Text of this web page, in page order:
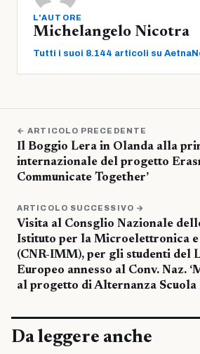
L'AUTORE
Michelangelo Nicotra
Tutti i suoi 8.144 articoli su
← ARTICOLO PRECEDENTE
Il Boggio Lera in Olanda alla
internazionale del progetto
Communicate Together’
ARTICOLO SUCCESSIVO →
Visita al Consglio Nazionale
Istituto per la Microelettronica
(CNR-IMM), per gli studenti del
Europeo annesso al Conv. Naz.
al progetto di Alternanza Scuola
Da leggere anche